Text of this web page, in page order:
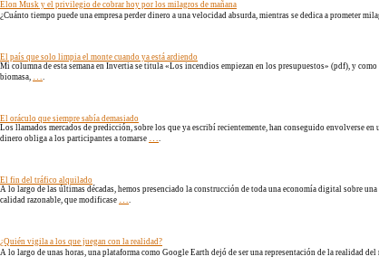
Elon Musk y el privilegio de cobrar hoy por los milagros de mañana
¿Cuánto tiempo puede una empresa perder dinero a una velocidad absurda, mientras se dedica a prometer
El país que solo limpia el monte cuando ya está ardiendo
Mi columna de esta semana en Invertia se titula «Los incendios empiezan en los presupuestos» (pdf), y
biomasa,
.
El oráculo que siempre sabía demasiado
Los llamados mercados de predicción, sobre los que ya escribí recientemente, han conseguido envolverse
dinero obliga a los participantes a tomarse
.
El fin del tráfico alquilado
A lo largo de las últimas décadas, hemos presenciado la construcción de toda una economía digital sobre
calidad razonable, que modificase
.
¿Quién vigila a los que juegan con la realidad?
A lo largo de unas horas, una plataforma como Google Earth dejó de ser una representación de la realidad